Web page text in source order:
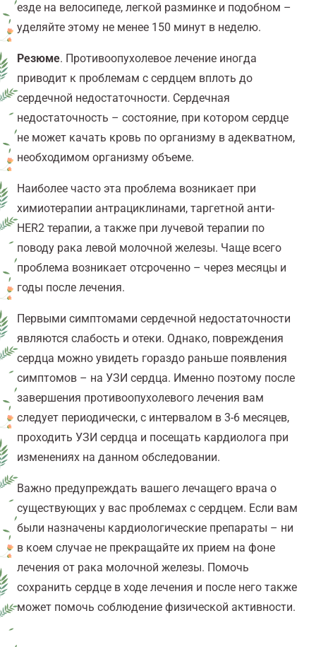
езде на велосипеде, легкой разминке и подобном –
уделяйте этому не менее 150 минут в неделю.
Резюме. Противоопухолевое лечение иногда
приводит к проблемам с сердцем вплоть до
сердечной недостаточности. Сердечная
недостаточность – состояние, при котором сердце
не может качать кровь по организму в адекватном,
необходимом организму объеме.
Наиболее часто эта проблема возникает при
химиотерапии антрациклинами, таргетной анти-
HER2 терапии, а также при лучевой терапии по
поводу рака левой молочной железы. Чаще всего
проблема возникает отсроченно – через месяцы и
годы после лечения.
Первыми симптомами сердечной недостаточности
являются слабость и отеки. Однако, повреждения
сердца можно увидеть гораздо раньше появления
симптомов – на УЗИ сердца. Именно поэтому после
завершения противоопухолевого лечения вам
следует периодически, с интервалом в 3-6 месяцев,
проходить УЗИ сердца и посещать кардиолога при
изменениях на данном обследовании.
Важно предупреждать вашего лечащего врача о
существующих у вас проблемах с сердцем. Если вам
были назначены кардиологические препараты – ни
в коем случае не прекращайте их прием на фоне
лечения от рака молочной железы. Помочь
сохранить сердце в ходе лечения и после него также
может помочь соблюдение физической активности.